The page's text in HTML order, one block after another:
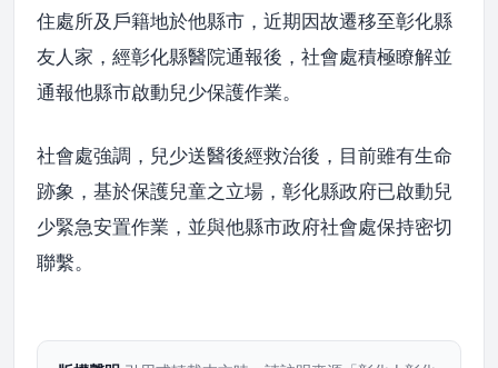
住處所及戶籍地於他縣市，近期因故遷移至彰化縣
友人家，經彰化縣醫院通報後，社會處積極瞭解並
通報他縣市啟動兒少保護作業。
社會處強調，兒少送醫後經救治後，目前雖有生命
跡象，基於保護兒童之立場，彰化縣政府已啟動兒
少緊急安置作業，並與他縣市政府社會處保持密切
聯繫。